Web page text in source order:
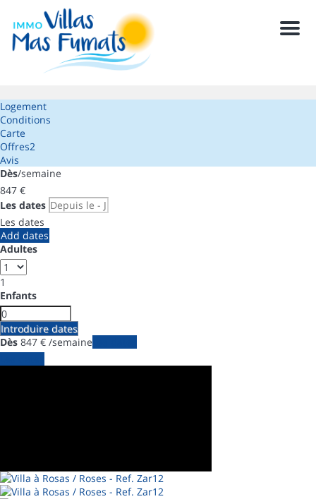
Menu
Logement
Conditions
Carte
Offres2
Avis
Dès/semaine
847 €
Les dates
Les dates
Add dates
Adultes
1
Enfants
Introduire dates
Dès 847 € /semaine